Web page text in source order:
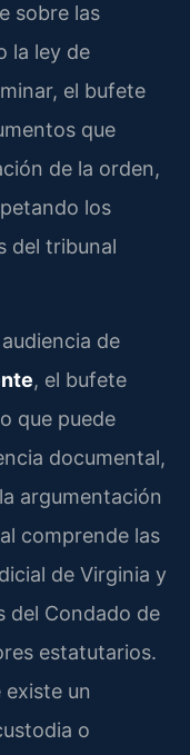
sobre las
la ley de
el bufete
que
de la orden,
los
del tribunal
de
, el bufete
que puede
documental,
argumentación
comprende las
de Virginia y
del Condado de
estatutarios.
existe un
o